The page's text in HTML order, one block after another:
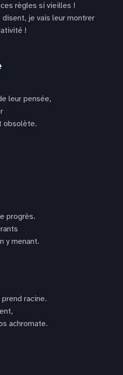
règles si vieilles !
disent, je vais leur montrer
!
leur pensée,
obsolète.
progrès.
y menant.
racine.
achromate.